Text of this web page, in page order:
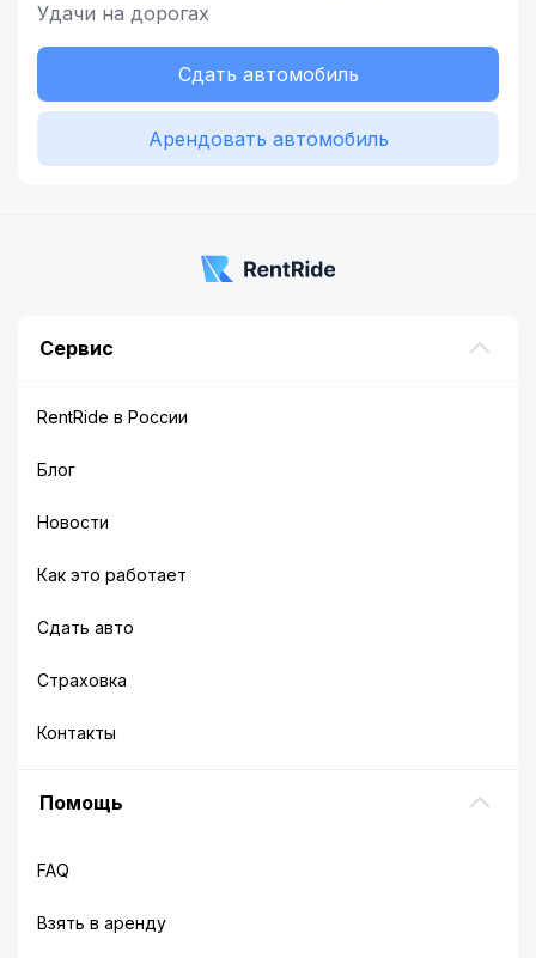
Удачи на дорогах
Сдать автомобиль
Арендовать автомобиль
Сервис
RentRide в России
Блог
Новости
Как это работает
Сдать авто
Страховка
Контакты
Помощь
FAQ
Взять в аренду